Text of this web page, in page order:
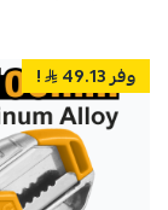
وفر 49.13 !